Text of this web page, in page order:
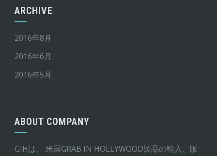
ARCHIVE
2016年8月
2016年6月
2016年5月
ABOUT COMPANY
GIHは、 米国GRAB IN HOLLYWOOD製品の輸入、販